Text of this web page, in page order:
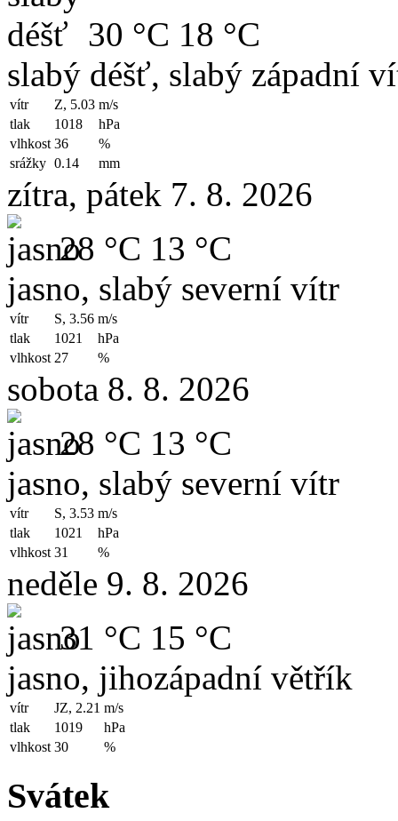
30 °C 18 °C
slabý déšť, slabý západní
vítr Z, 5.03 m/s
tlak
1018
hPa
vlhkost 36
%
srážky 0.14 mm
zítra, pátek 7. 8. 2026
28 °C 13 °C
jasno, slabý severní vítr
vítr S, 3.56 m/s
tlak
1021
hPa
vlhkost 27 %
sobota 8. 8. 2026
28 °C 13 °C
jasno, slabý severní vítr
vítr S, 3.53 m/s
tlak
1021
hPa
vlhkost 31 %
neděle 9. 8. 2026
31 °C 15 °C
jasno, jihozápadní větřík
vítr JZ, 2.21 m/s
tlak
1019
hPa
vlhkost 30 %
Svátek